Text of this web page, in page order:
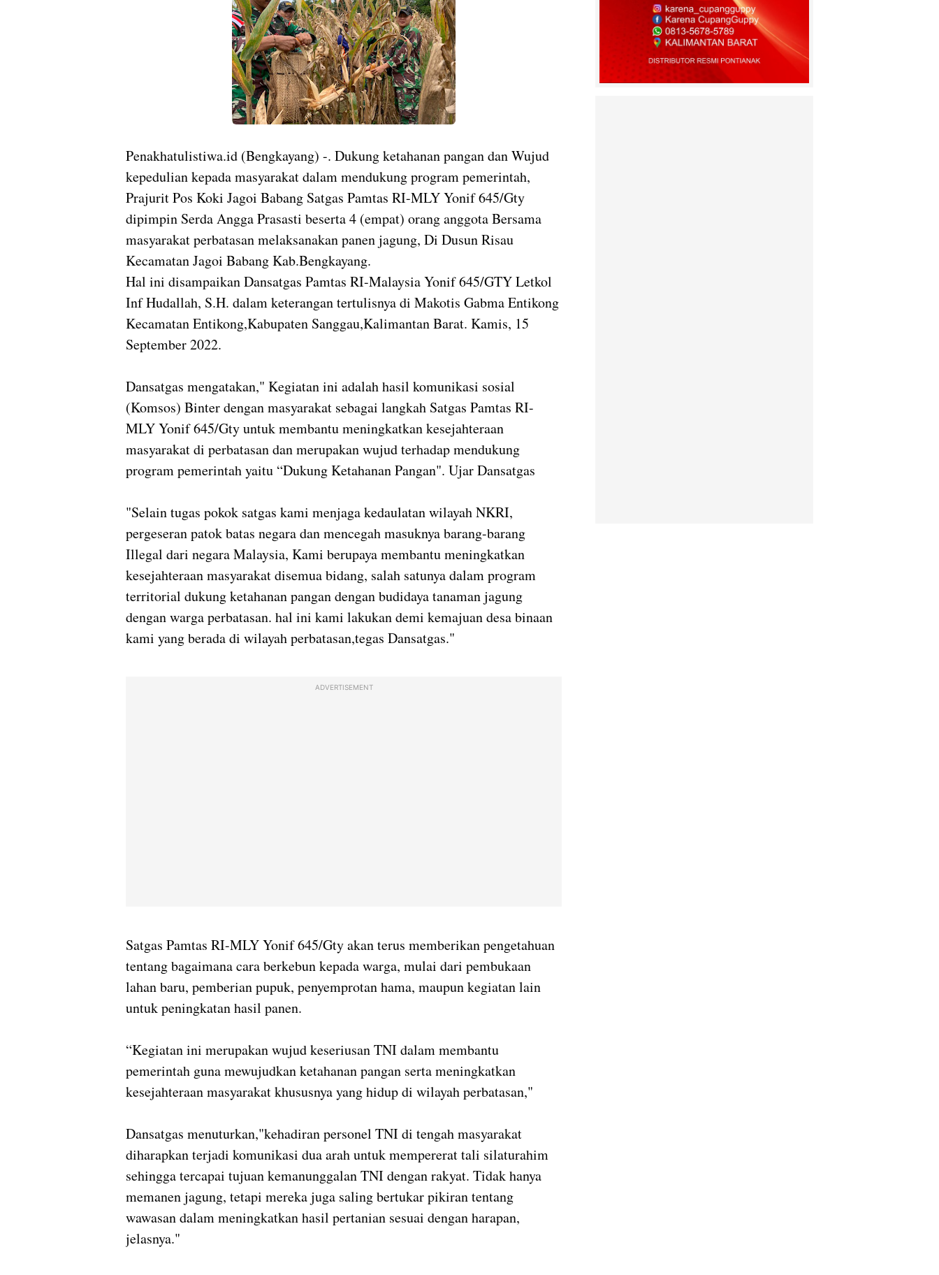
Penakhatulistiwa.id (Bengkayang) -. Dukung ketahanan pangan dan Wujud
kepedulian kepada masyarakat dalam mendukung program pemerintah,
Prajurit Pos Koki Jagoi Babang Satgas Pamtas RI-MLY Yonif 645/Gty
dipimpin Serda Angga Prasasti beserta 4 (empat) orang anggota Bersama
masyarakat perbatasan melaksanakan panen jagung, Di Dusun Risau
Kecamatan Jagoi Babang Kab.Bengkayang.
Hal ini disampaikan Dansatgas Pamtas RI-Malaysia Yonif 645/GTY Letkol
Inf Hudallah, S.H. dalam keterangan tertulisnya di Makotis Gabma Entikong
Kecamatan Entikong,Kabupaten Sanggau,Kalimantan Barat. Kamis, 15
September 2022.
Dansatgas mengatakan," Kegiatan ini adalah hasil komunikasi sosial
(Komsos) Binter dengan masyarakat sebagai langkah Satgas Pamtas RI-
MLY Yonif 645/Gty untuk membantu meningkatkan kesejahteraan
masyarakat di perbatasan dan merupakan wujud terhadap mendukung
program pemerintah yaitu “Dukung Ketahanan Pangan". Ujar Dansatgas
"Selain tugas pokok satgas kami menjaga kedaulatan wilayah NKRI,
pergeseran patok batas negara dan mencegah masuknya barang-barang
Illegal dari negara Malaysia, Kami berupaya membantu meningkatkan
kesejahteraan masyarakat disemua bidang, salah satunya dalam program
territorial dukung ketahanan pangan dengan budidaya tanaman jagung
dengan warga perbatasan. hal ini kami lakukan demi kemajuan desa binaan
kami yang berada di wilayah perbatasan,tegas Dansatgas."
ADVERTISEMENT
Satgas Pamtas RI-MLY Yonif 645/Gty akan terus memberikan pengetahuan
tentang bagaimana cara berkebun kepada warga, mulai dari pembukaan
lahan baru, pemberian pupuk, penyemprotan hama, maupun kegiatan lain
untuk peningkatan hasil panen.
“Kegiatan ini merupakan wujud keseriusan TNI dalam membantu
pemerintah guna mewujudkan ketahanan pangan serta meningkatkan
kesejahteraan masyarakat khususnya yang hidup di wilayah perbatasan,"
Dansatgas menuturkan,"kehadiran personel TNI di tengah masyarakat
diharapkan terjadi komunikasi dua arah untuk mempererat tali silaturahim
sehingga tercapai tujuan kemanunggalan TNI dengan rakyat. Tidak hanya
memanen jagung, tetapi mereka juga saling bertukar pikiran tentang
wawasan dalam meningkatkan hasil pertanian sesuai dengan harapan,
jelasnya."